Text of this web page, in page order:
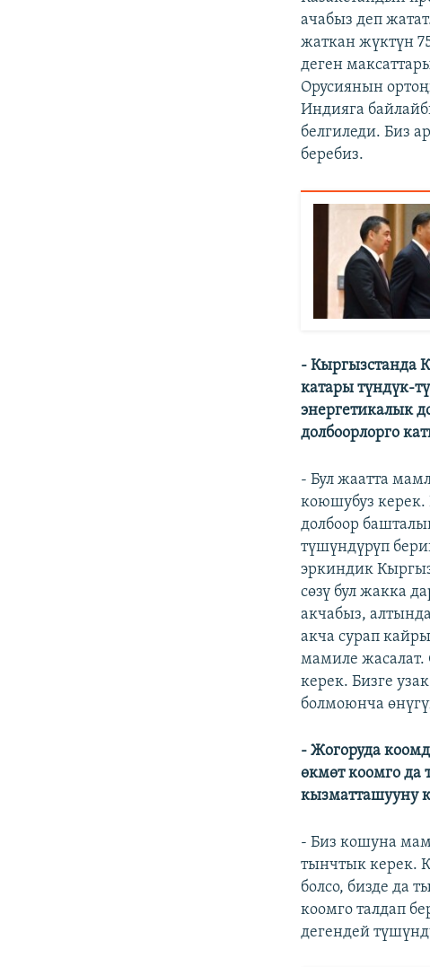
ачабыз деп
жаткан жүктүн
деген
Орусиянын
Индияга
белгиледи. Биз
беребиз.
- Кыргызстанда
катары түндүк-
энергетикалык
долбоорлорго
- Бул жаатта
коюшубуз керек.
долбоор
түшүндүрүп
эркиндик
сөзү бул жакка
акчабыз,
акча сурап
мамиле жасалат.
керек. Бизге
болмоюнча
- Жогоруда
өкмөт коомго
кызматташууну
- Биз кошуна
тынчтык керек.
болсо, бизде да
коомго талдап
дегендей